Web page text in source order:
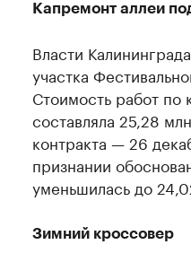
Капремонт аллеи
Власти
участка
Стоимость работ по
составляла 25,28
контракта — 26
признании
уменьшилась до
Зимний кроссовер